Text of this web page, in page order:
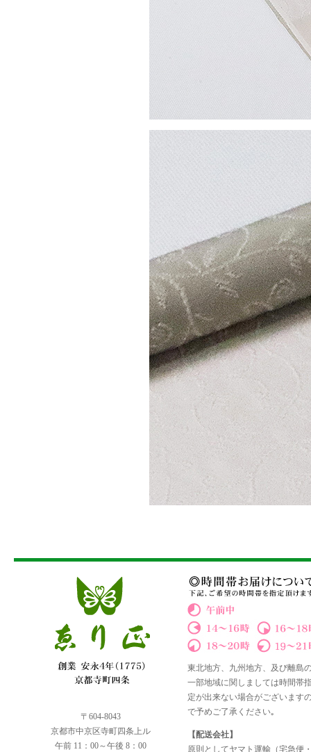
〒604-8043
京都市中京区寺町四条上ル
午前 11：00～午後 8：00
東北地方、九州地方、及び離島
一部地域に関しましては時間帯
定が出来ない場合がございます
で予めご了承ください｡
【配送会社】
原則としてヤマト運輸（宅急便